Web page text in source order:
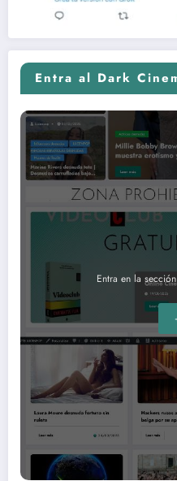
Entra al Dark
Entra en la